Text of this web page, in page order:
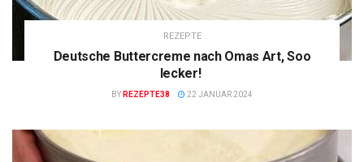
REZEPTE
Deutsche Buttercreme nach Omas Art, Soo
lecker!
BY REZEPTE38 22 JANUAR 2024